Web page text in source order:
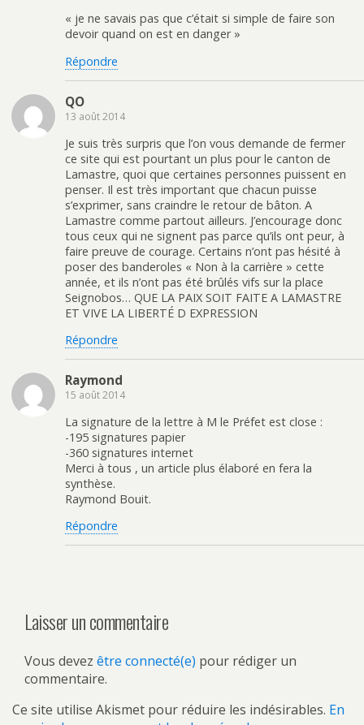
« je ne savais pas que c’était si simple de faire son
devoir quand on est en danger »
Répondre
QO
13 août 2014
Je suis très surpris que l’on vous demande de fermer
ce site qui est pourtant un plus pour le canton de
Lamastre, quoi que certaines personnes puissent en
penser. Il est très important que chacun puisse
s’exprimer, sans craindre le retour de bâton. A
Lamastre comme partout ailleurs. J’encourage donc
tous ceux qui ne signent pas parce qu’ils ont peur, à
faire preuve de courage. Certains n’ont pas hésité à
poser des banderoles « Non à la carrière » cette
année, et ils n’ont pas été brûlés vifs sur la place
Seignobos… QUE LA PAIX SOIT FAITE A LAMASTRE
ET VIVE LA LIBERTÉ D EXPRESSION
Répondre
Raymond
15 août 2014
La signature de la lettre à M le Préfet est close :
-195 signatures papier
-360 signatures internet
Merci à tous , un article plus élaboré en fera la
synthèse.
Raymond Bouit.
Répondre
Laisser un commentaire
Vous devez être connecté(e) pour rédiger un
commentaire.
Ce site utilise Akismet pour réduire les indésirables. En